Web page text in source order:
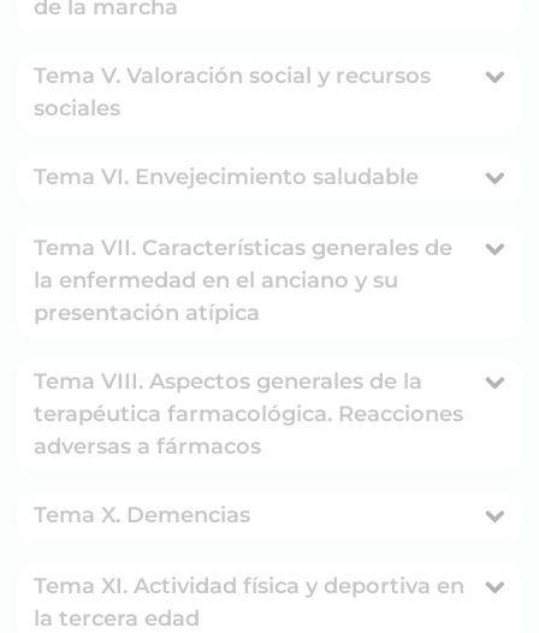
de la marcha
Tema V. Valoración social y recursos
sociales
Tema VI. Envejecimiento saludable
Tema VII. Características generales de
la enfermedad en el anciano y su
presentación atípica
Tema VIII. Aspectos generales de la
terapéutica farmacológica. Reacciones
adversas a fármacos
Tema X. Demencias
Tema XI. Actividad física y deportiva en
la tercera edad